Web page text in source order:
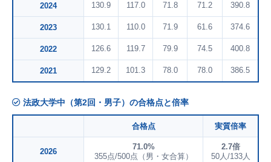
2024 130.9 117.0 71.8 71.2 390.8
2023 130.1 110.0 71.9 61.6 374.6
2022 126.6 119.7 79.9 74.5 400.8
2021 129.2 101.3 78.0 78.0 386.5
法政大学中（第2回・男子）の合格点と倍率
合格点 実質倍率
2026
71.0%
355点/500点（男・女合算）
2.7倍
50人/133人